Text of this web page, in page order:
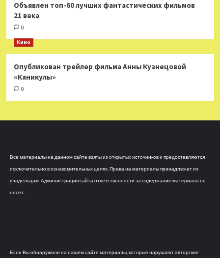
Объявлен топ-60 лучших фантастических фильмов
21 века
0
Кино
Опубликован трейлер фильма Анны Кузнецовой
«Каникулы»
0
Все материалы на данном сайте взяты из открытых источников и предоставляются
исключительно в ознакомительных целях. Права на материалы принадлежат их
владельцам. Администрация сайта ответственности за содержание материала не
несет.
Если Вы обнаружили на нашем сайте материалы, которые нарушают авторские